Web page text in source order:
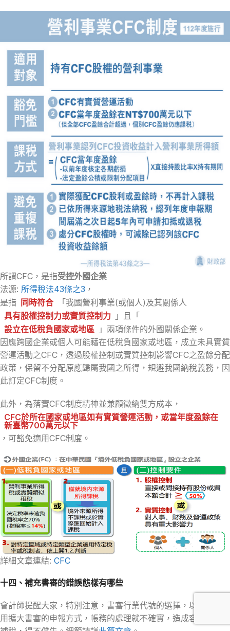
所謂CFC，是指受控外國企業
法源: 所得稅法43條之3 ，
是指 同時符合
「我國營利事業(或個人)及其關係人
具有股權控制力或實質控制力 」且「
設立在低稅負國家或地區
」兩項條件的外國關係企業。
因應跨國企業或個人可能藉在低稅負國家或地區，成立未具實質
營運活動之CFC，透過股權控制或實質控制影響CFC之盈餘分配
政策，保留不分配原應歸屬我國之所得，規避我國納稅義務，因
此訂定CFC制度。
此外，為落實CFC制度精神並兼顧徵納雙方成本，
CFC於所在國家或地區如有實質營運活動，或當年度盈餘在
新臺幣700萬元以下
，可豁免適用CFC制度。
詳細文章連結: CFC
十四、補充書審的錯誤態樣有哪些
會計師提醒大家，特別注意，書審行業代號的選擇，以及避免利
用擴大書審的申報方式，帳務的處理就不確實，造成容易被查帳